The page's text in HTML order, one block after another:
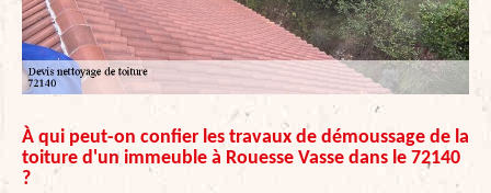
À qui peut-on confier les travaux de démoussage de la
toiture d'un immeuble à Rouesse Vasse dans le 72140
?